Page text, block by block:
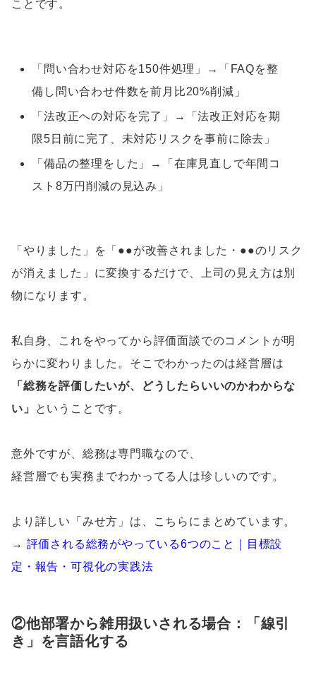
ことです。
「問い合わせ対応を150件処理」→「FAQを整
備し問い合わせ件数を前月比20%削減」
「法改正への対応を完了」→「法改正対応を期
限5日前に完了、未対応リスクを事前に除去」
「備品の整理をした」→「在庫見直しで年間コ
スト8万円削減の見込み」
「やりました」を「●●が改善されました・●●のリスク
が消えました」に変換するだけで、上司の見え方は別
物になります。
私自身、これをやってから評価面談でのコメントが明
らかに変わりました。そこでわかったのは経営層は
「総務を評価したいが、どうしたらいいのかわからな
い」
ということです。
意外ですが、総務は専門職なので、
経営層でも実務までわかってる人は珍しいのです。
より詳しい「みせ方」は、こちらにまとめています。
→ 評価される総務がやっている6つのこと｜目標設
定・報告・可視化の実践法
②他部署から雑用扱いされる場合：「線引
き」を言語化する